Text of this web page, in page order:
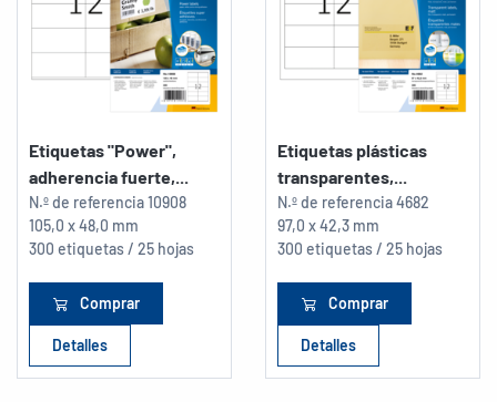
Etiquetas "Power",
adherencia fuerte,...
N.º de referencia10908
105,0 x 48,0 mm
300 etiquetas / 25 hojas
Comprar
Detalles
Etiquetas plásticas
transparentes,...
N.º de referencia4682
97,0 x 42,3 mm
300 etiquetas / 25 hojas
Comprar
Detalles